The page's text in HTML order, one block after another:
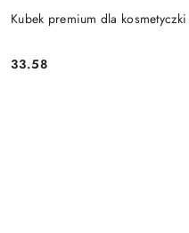
Kubek premium dla
Cena:
33.58